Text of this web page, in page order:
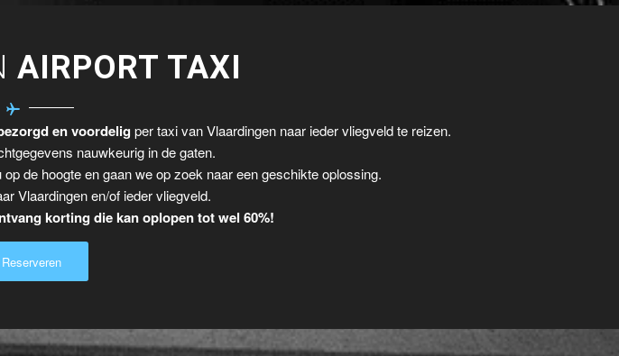
AIRPORT TAXI
en voordelig per taxi van Vlaardingen naar ieder vliegveld te reizen.
nauwkeurig in de gaten.
de hoogte en gaan we op zoek naar een geschikte oplossing.
Vlaardingen en/of ieder vliegveld.
korting die kan oplopen tot wel 60%!